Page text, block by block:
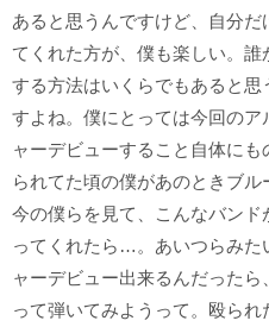
あると思うんですけど、自分
てくれた方が、僕も楽しい。
する方法はいくらでもあると
すよね。僕にとっては今回の
ャーデビューすること自体に
られてた頃の僕があのときブ
今の僕らを見て、こんなバン
ってくれたら…。あいつらみた
ャーデビュー出来るんだった
って弾いてみようって。殴ら